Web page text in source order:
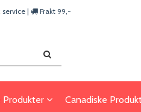
service | Frakt 99,-
Produkter Canadiske